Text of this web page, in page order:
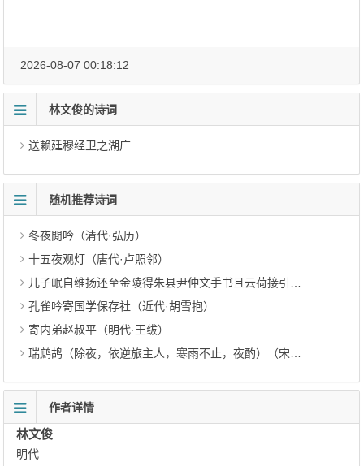
2026-08-07 00:18:12
林文俊的诗词
送赖廷穆经卫之湖广
随机推荐诗词
冬夜閒吟（清代·弘历）
十五夜观灯（唐代·卢照邻）
儿子岷自维扬还至金陵得朱县尹仲文手书且云荷接引良厚二绝寄谢时仲文将调官京师假馆维扬 其一（元代·梁寅）
孔雀吟寄国学保存社（近代·胡雪抱）
寄内弟赵叔平（明代·王绂）
瑞鹧鸪（除夜，依逆旅主人，寒雨不止，夜酌）（宋代·卢炳）
作者详情
林文俊
明代